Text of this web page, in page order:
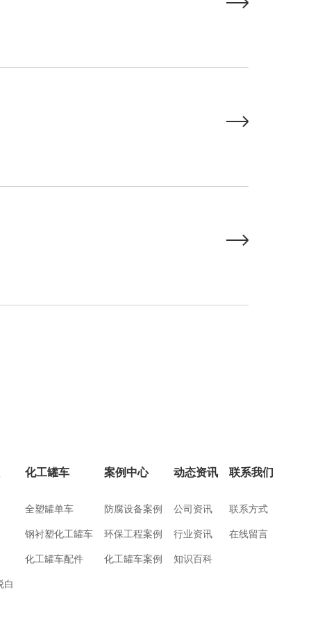


白
化工罐车
全塑罐单车
钢衬塑化工罐车
化工罐车配件
案例中心
防腐设备案例
环保工程案例
化工罐车案例
动态资讯
公司资讯
行业资讯
知识百科
联系我们
联系方式
在线留言